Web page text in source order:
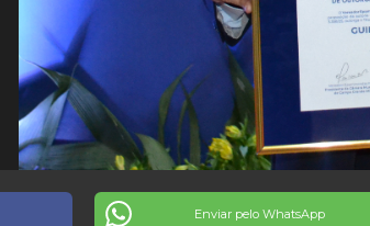
Enviar pelo WhatsApp